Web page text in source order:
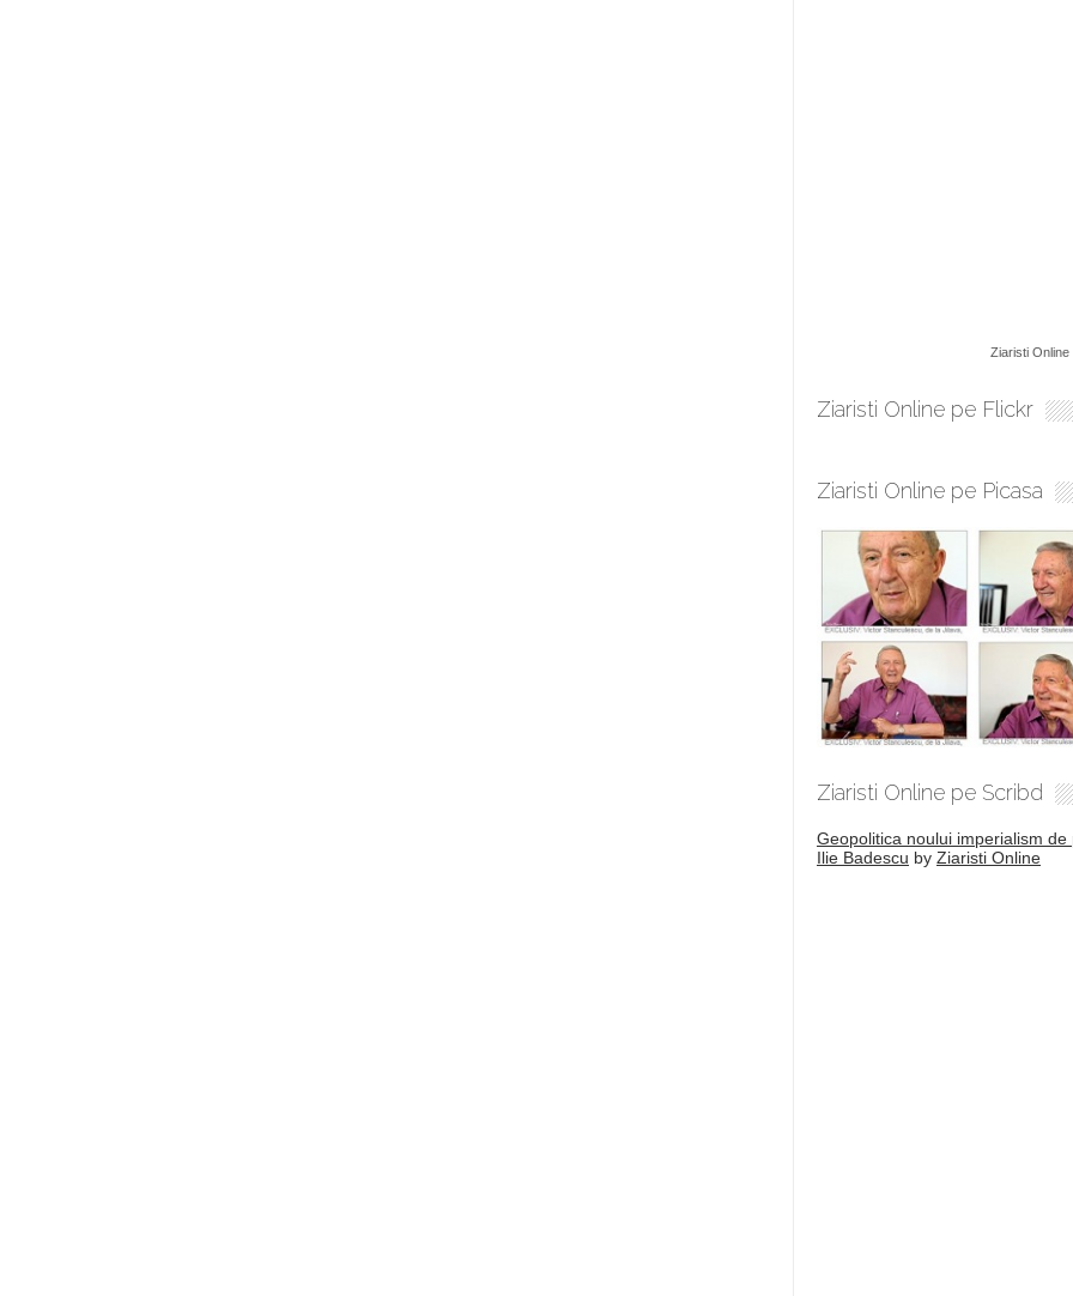
Ziaristi Online
Ziaristi Online pe Flickr
Ziaristi Online pe Picasa
Ziaristi Online pe Scribd
Geopolitica noului imperialism de
Ilie Badescu by Ziaristi Online